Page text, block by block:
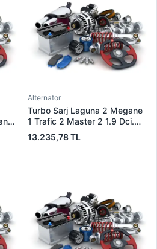
Alternator
Turbo Sarj Laguna 2 Megane
1 Trafic 2 Master 2 1.9 Dci.
F9Q | JRONE 8G17300301 |
OEM 7701478024
13.235,78 TL